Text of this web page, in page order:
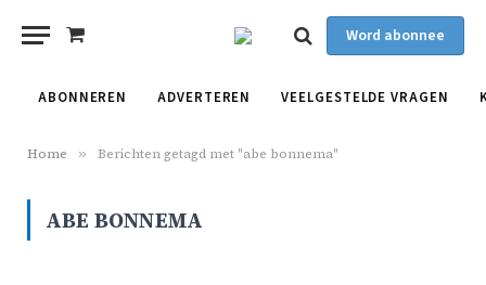
Shopping
Word abonnee
ABONNEREN ADVERTEREN VEELGESTELDE VRAGEN
Home » Berichten getagd met "abe bonnema"
ABE BONNEMA